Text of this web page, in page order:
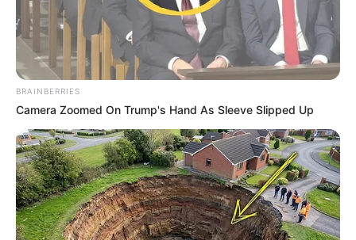
BRAINBERRIES
Camera Zoomed On Trump's Hand As Sleeve Slipped Up